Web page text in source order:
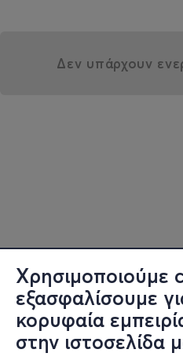
Χρησιμοποιούμε
εξασφαλίσουμε
κορυφαία
στην ιστοσελίδα
Δεν υπάρχουν